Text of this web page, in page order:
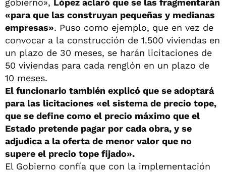
gobierno», López aclaró que se las fragmentarán
«para que las construyan pequeñas y medianas
empresas». Puso como ejemplo, que en vez de
convocar a la construcción de 1.500 viviendas en
un plazo de 30 meses, se harán licitaciones de
50 viviendas para cada renglón en un plazo de
10 meses.
El funcionario también explicó que se adoptará
para las licitaciones «el sistema de precio tope,
que se define como el precio máximo que el
Estado pretende pagar por cada obra, y se
adjudica a la oferta de menor valor que no
supere el precio tope fijado».
El Gobierno confía que con la implementación